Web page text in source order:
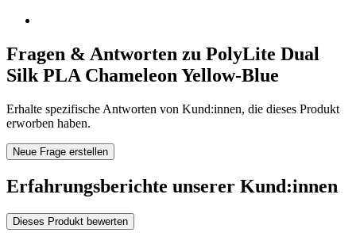
Fragen & Antworten zu PolyLite Dual
Silk PLA Chameleon Yellow-Blue
Erhalte spezifische Antworten von Kund:innen, die dieses Produkt
erworben haben.
Neue Frage erstellen
Erfahrungsberichte unserer Kund:innen
Dieses Produkt bewerten